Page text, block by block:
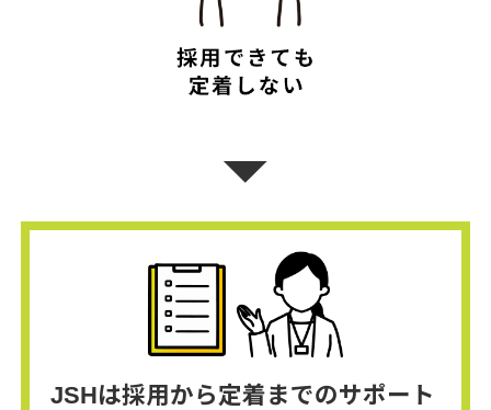
arrow_drop_down
JSHは採用から定着までのサポート